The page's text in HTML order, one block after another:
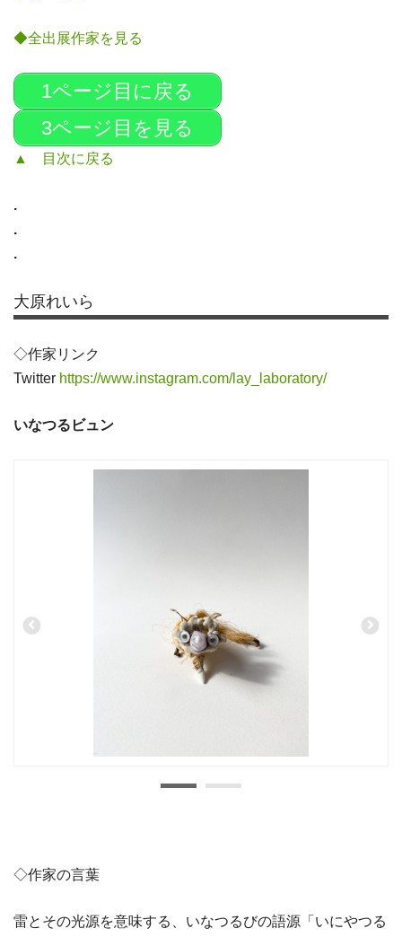
◆全出展作家を見る
1ページ目に戻る
3ページ目を見る
▲ 目次に戻る
.
.
.
大原れいら
◇作家リンク
Twitter https://www.instagram.com/lay_laboratory/
いなつるビュン
◇作家の言葉
雷とその光源を意味する、いなつるびの語源「いにやつる